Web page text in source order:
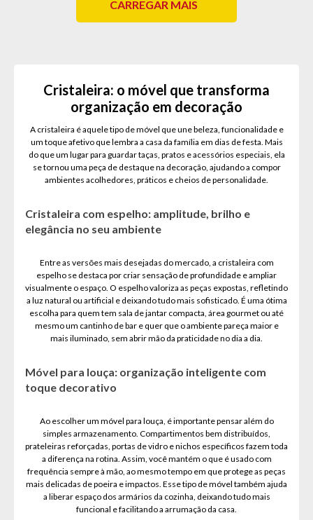
CARREGAR MAIS
Cristaleira: o móvel que transforma
organização em decoração
A cristaleira é aquele tipo de móvel que une beleza, funcionalidade e
um toque afetivo que lembra a casa da família em dias de festa. Mais
do que um lugar para guardar taças, pratos e acessórios especiais, ela
se tornou uma peça de destaque na decoração, ajudando a compor
ambientes acolhedores, práticos e cheios de personalidade.
Cristaleira com espelho: amplitude, brilho e
elegância no seu ambiente
Entre as versões mais desejadas do mercado, a cristaleira com
espelho se destaca por criar sensação de profundidade e ampliar
visualmente o espaço. O espelho valoriza as peças expostas, refletindo
a luz natural ou artificial e deixando tudo mais sofisticado. É uma ótima
escolha para quem tem sala de jantar compacta, área gourmet ou até
mesmo um cantinho de bar e quer que o ambiente pareça maior e
mais iluminado, sem abrir mão da praticidade no dia a dia.
Móvel para louça: organização inteligente com
toque decorativo
Ao escolher um móvel para louça, é importante pensar além do
simples armazenamento. Compartimentos bem distribuídos,
prateleiras reforçadas, portas de vidro e nichos específicos fazem toda
a diferença na rotina. Assim, você mantém o que é usado com
frequência sempre à mão, ao mesmo tempo em que protege as peças
mais delicadas de poeira e impactos. Esse tipo de móvel também ajuda
a liberar espaço dos armários da cozinha, deixando tudo mais
funcional e facilitando a arrumação da casa.